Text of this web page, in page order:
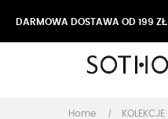
DARMOWA DOSTAWA OD 199 ZŁ
Home KOLEKCJE